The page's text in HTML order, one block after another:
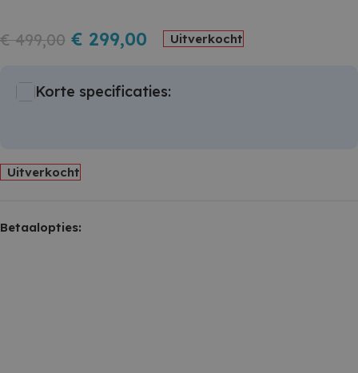
€499,00 € 299,00 Uitverkocht
Korte specificaties:
Uitverkocht
Betaalopties: